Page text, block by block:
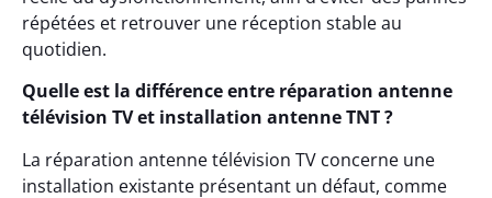
répétées et retrouver une réception stable au
quotidien.
Quelle est la différence entre réparation antenne
télévision TV et installation antenne TNT ?
La réparation antenne télévision TV concerne une
installation existante présentant un défaut, comme